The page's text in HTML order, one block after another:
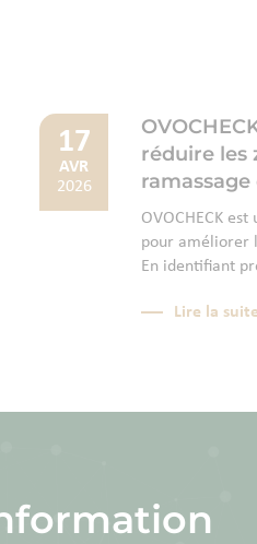
17
AVR
2026
réduire les
OVOCHECK
pour améliorer
En identifiant
Lire la suite